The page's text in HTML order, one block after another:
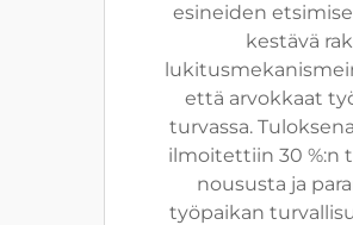
esineiden
kestävä
että arvokkaat
turvassa.
ilmoitettiin 30 %:n
noususta ja
työpaikan